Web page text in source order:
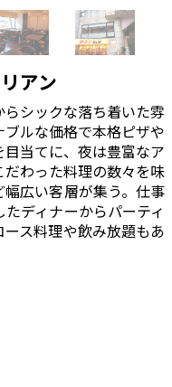
アン
シックな落ち着いた雰
ルな価格で本格ピザや
当てに、夜は豊富なア
わった料理の数々を味
広い客層が集う。仕事
ディナーからパーティ
ス料理や飲み放題もあ